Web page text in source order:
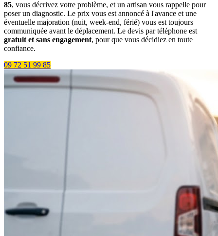
85, vous décrivez votre problème, et un artisan vous rappelle pour
poser un diagnostic. Le prix vous est annoncé à l'avance et une
éventuelle majoration (nuit, week-end, férié) vous est toujours
communiquée avant le déplacement. Le devis par téléphone est
gratuit et sans engagement, pour que vous décidiez en toute
confiance.
09 72 51 99 85